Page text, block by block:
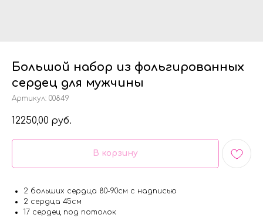
Большой набор из фольгированных
сердец для мужчины
Артикул: 00849
12250,00 руб.
В корзину
2 больших сердца 80-90см с надписью
2 сердца 45см
17 сердец под потолок